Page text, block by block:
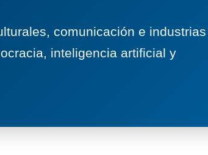
comunicación e industrias
inteligencia artificial y